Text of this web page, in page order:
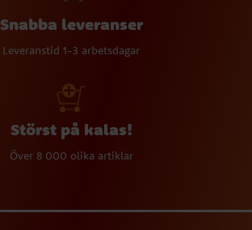
Snabba leveranser
Leveranstid 1-3 arbetsdagar
Störst på kalas!
Över 8 000 olika artiklar